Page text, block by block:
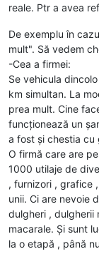
reale. Ptr a avea
De exemplu în
mult". Să vedem
-Cea a firmei:
Se vehicula
km simultan. La
prea mult. Cine
funcționează un
a fost și chestia cu
O firmă care are
1000 utilaje de
, furnizori , grafice
unii. Ci are nevoie
dulgheri , dulgherii
macarale. Și sunt
la o etapă , până